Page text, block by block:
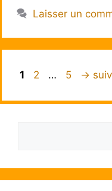
Laisser un
Page
1 Page
2 … Page
5 →